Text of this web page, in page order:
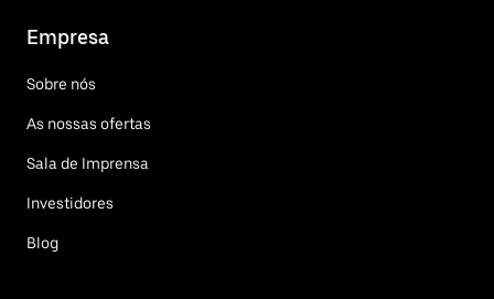
Empresa
Sobre nós
As nossas ofertas
Sala de Imprensa
Investidores
Blog